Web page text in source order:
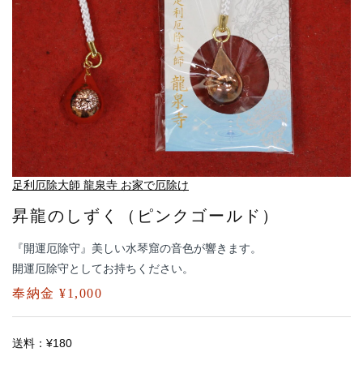
足利厄除大師 龍泉寺 お家で厄除け
昇龍のしずく（ピンクゴールド）
『開運厄除守』美しい水琴窟の音色が響きます。
開運厄除守としてお持ちください。
奉納金 ¥1,000
送料：¥180